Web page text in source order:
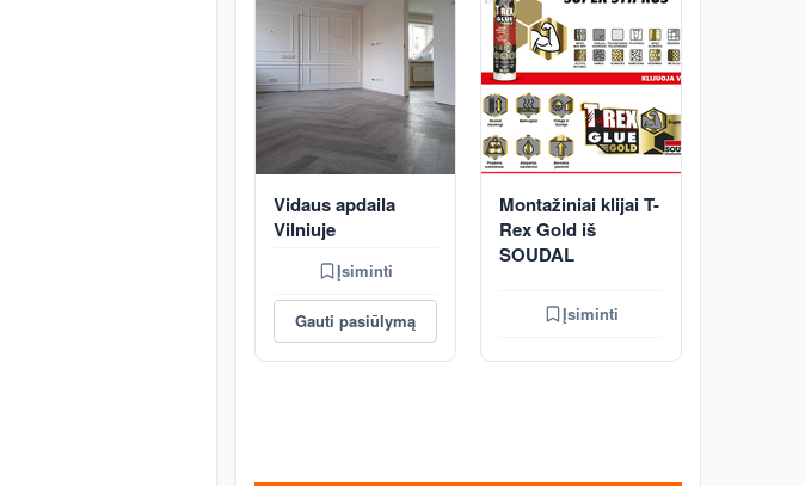
Vidaus apdaila
Vilniuje
Įsiminti
Gauti pasiūlymą
Montažiniai klijai T-
Rex Gold iš
SOUDAL
Įsiminti